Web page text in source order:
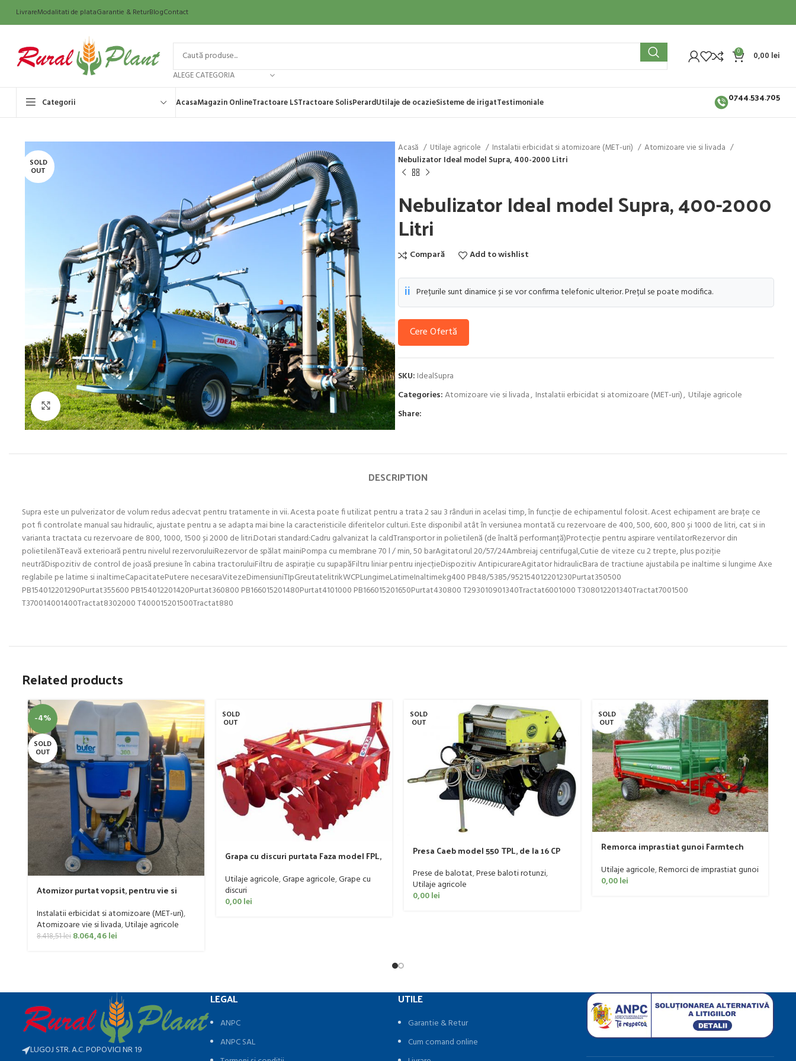
LivrareModalitati de plataGarantie & ReturBlogContact
ALEGE CATEGORIA
0 0,00 lei
Categorii AcasaMagazin OnlineTractoare LSTractoare SolisPerardUtilaje de ocazieSisteme de irigatTestimoniale 0744.534.705
SOLD
OUT
Click to enlarge
Acasă Utilaje agricole Instalatii erbicidat si atomizoare (MET-uri)
Atomizoare vie si livada
Nebulizator Ideal model Supra, 400-2000 Litri
Nebulizator Ideal model Supra, 400-2000
Litri
Compară Add to wishlist
ℹ️ Prețurile sunt dinamice și se vor confirma telefonic ulterior. Prețul se poate modifica.
Cere Ofertă
SKU: IdealSupra
Categories:Atomizoare vie si livada, Instalatii erbicidat si atomizoare (MET-uri), Utilaje agricole
Share:
DESCRIPTION
Supra este un pulverizator de volum redus adecvat pentru tratamente in vii. Acesta poate fi utilizat pentru a trata 2 sau 3 rânduri in acelasi timp, în funcție de echipamentul folosit. Acest echipament are brațe ce
pot fi controlate manual sau hidraulic, ajustate pentru a se adapta mai bine la caracteristicile diferitelor culturi. Este disponibil atât în versiunea montată cu rezervoare de 400, 500, 600, 800 și 1000 de litri, cat si in
varianta tractata cu rezervoare de 800, 1000, 1500 și 2000 de litri.Dotari standard:Cadru galvanizat la caldTransportor in polietilenă (de înaltă performanță)Protecție pentru aspirare ventilatorRezervor din
polietilenăTeavă exterioară pentru nivelul rezervoruluiRezervor de spălat mainiPompa cu membrane 70 l / min, 50 barAgitatorul 20/57/24Ambreiaj centrifugal,Cutie de viteze cu 2 trepte, plus poziție
neutrăDispozitiv de control de joasă presiune în cabina tractoruluiFiltru de aspirație cu supapăFiltru liniar pentru injecțieDispozitiv AntipicurareAgitator hidraulicBara de tractiune ajustabila pe inaltime si lungime Axe
reglabile pe latime si inaltimeCapacitatePutere necesaraVitezeDimensiuniTIpGreutatelitrikWCPLungimeLatimeInaltimekg400 PB48/5385/952154012201230Purtat350500
PB154012201290Purtat355600 PB154012201420Purtat360800 PB166015201480Purtat4101000 PB166015201650Purtat430800 T293010901340Tractat6001000 T308012201340Tractat7001500
T370014001400Tractat8302000 T400015201500Tractat880
Related products
-4%
SOLD
OUT
Atomizor purtat vopsit, pentru vie si
litri
Instalatii erbicidat si atomizoare (MET-uri),
Atomizoare vie si livada,Utilaje agricole
8.418,51lei 8.064,46lei
SOLD
OUT
Grapa cu discuri purtata Faza model FPL,
Utilaje agricole,Grape agricole,Grape cu
discuri
0,00lei
SOLD
OUT
Presa Caeb model 550 TPL, de la 16 CP
Prese de balotat,Prese baloti rotunzi,
Utilaje agricole
0,00lei
SOLD
OUT
Remorca imprastiat gunoi Farmtech
Utilaje agricole,Remorci de imprastiat gunoi
0,00lei
LUGOJ STR. A.C. POPOVICI NR 19
LEGAL
ANPC
ANPC SAL
UTILE
Garantie & Retur
Cum comand online